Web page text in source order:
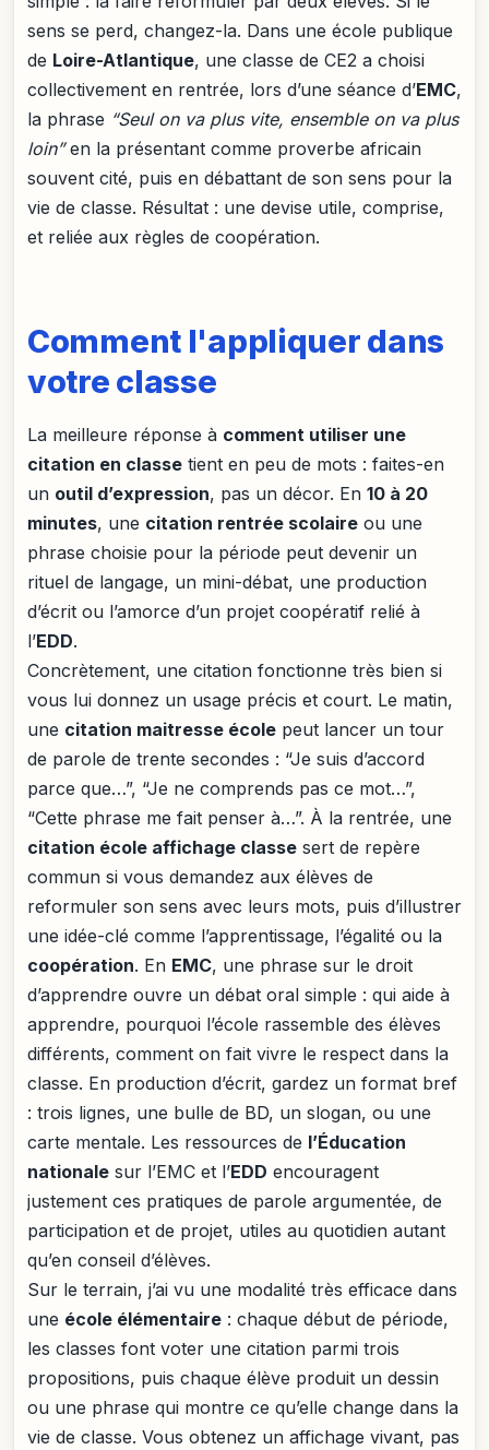
sens se perd, changez-la. Dans une école publique
de Loire-Atlantique, une classe de CE2 a choisi
collectivement en rentrée, lors d’une séance d’EMC,
la phrase “Seul on va plus vite, ensemble on va plus
loin”en la présentant comme proverbe africain
souvent cité, puis en débattant de son sens pour la
vie de classe. Résultat : une devise utile, comprise,
et reliée aux règles de coopération.
Comment l'appliquer dans
votre classe
La meilleure réponse à comment utiliser une
citation en classe tient en peu de mots : faites-en
un outil d’expression, pas un décor. En 10 à 20
minutes, une citation rentrée scolaire ou une
phrase choisie pour la période peut devenir un
rituel de langage, un mini-débat, une production
d’écrit ou l’amorce d’un projet coopératif relié à
l’EDD.
Concrètement, une citation fonctionne très bien si
vous lui donnez un usage précis et court. Le matin,
une citation maitresse école peut lancer un tour
de parole de trente secondes : “Je suis d’accord
parce que…”, “Je ne comprends pas ce mot…”,
“Cette phrase me fait penser à…”. À la rentrée, une
citation école affichage classe sert de repère
commun si vous demandez aux élèves de
reformuler son sens avec leurs mots, puis d’illustrer
une idée-clé comme l’apprentissage, l’égalité ou la
coopération. En EMC, une phrase sur le droit
d’apprendre ouvre un débat oral simple : qui aide à
apprendre, pourquoi l’école rassemble des élèves
différents, comment on fait vivre le respect dans la
classe. En production d’écrit, gardez un format bref
: trois lignes, une bulle de BD, un slogan, ou une
carte mentale. Les ressources de l’Éducation
nationale sur l’EMC et l’EDD encouragent
justement ces pratiques de parole argumentée, de
participation et de projet, utiles au quotidien autant
qu’en conseil d’élèves.
Sur le terrain, j’ai vu une modalité très efficace dans
une école élémentaire : chaque début de période,
les classes font voter une citation parmi trois
propositions, puis chaque élève produit un dessin
ou une phrase qui montre ce qu’elle change dans la
vie de classe. Vous obtenez un affichage vivant, pas